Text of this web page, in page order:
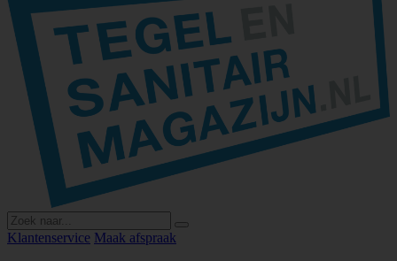
Klantenservice Maak afspraak